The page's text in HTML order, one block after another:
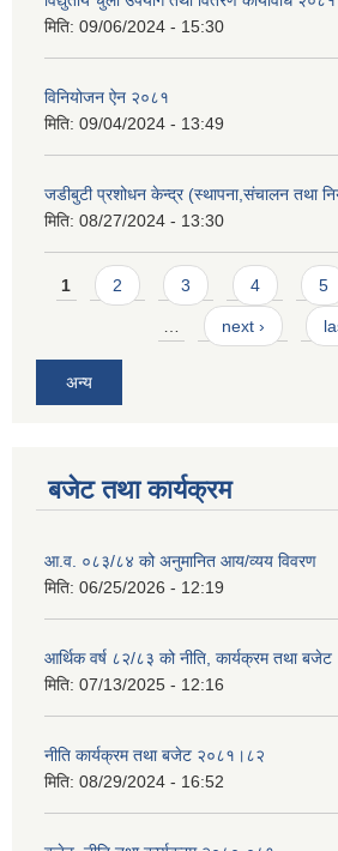
मिति: 09/06/2024 - 15:30
विनियोजन ऐन २०८१
मिति: 09/04/2024 - 13:49
जडीबुटी प्रशोधन केन्द्र (स्थापना,संचालन तथा
मिति: 08/27/2024 - 13:30
Pages
1 2 3 4 5
… next ›
अन्य
बजेट तथा कार्यक्रम
आ.व. ०८३/८४ को अनुमानित आय/व्यय विवरण
मिति: 06/25/2026 - 12:19
आर्थिक वर्ष ८२/८३ को नीति, कार्यक्रम तथा बजेट
मिति: 07/13/2025 - 12:16
नीति कार्यक्रम तथा बजेट २०८१।८२
मिति: 08/29/2024 - 16:52